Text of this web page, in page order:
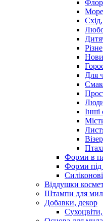
Море
Різне
Для
Інші
Форми в
Форми під
Віддушки
Штампи для
Добавки, декор